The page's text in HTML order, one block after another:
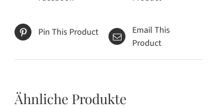
Pin This Product
Email This
Product
Ähnliche Produkte